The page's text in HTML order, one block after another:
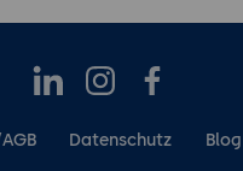
LinkedInInstagramFacebook
Datenschutz Blog